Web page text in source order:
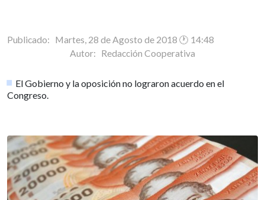
Publicado: Martes, 28 de Agosto de 2018 🕐 14:48
Autor: Redacción Cooperativa
El Gobierno y la oposición no lograron acuerdo en el
Congreso.